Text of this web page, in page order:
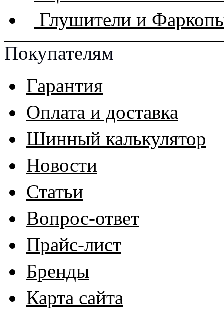
Глушители и
Покупателям
Гарантия
Оплата и доставка
Шинный калькулятор
Новости
Статьи
Вопрос-ответ
Прайс-лист
Бренды
Карта сайта